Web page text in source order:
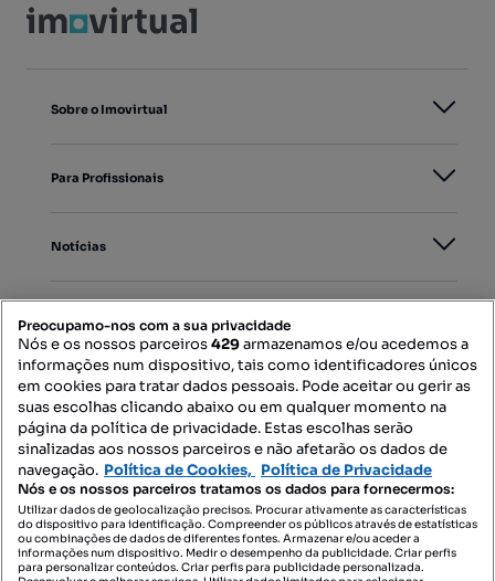
Sobre o Imovirtual
Para Profissionais
Notícias
Mapa do Site
Contacte-nos
SIGA-NOS:
Preocupamo-nos com a sua privacidade
Nós e os nossos parceiros429armazenamos e/ou acedemos a
informações num dispositivo, tais como identificadores únicos
em cookies para tratar dados pessoais. Pode aceitar ou gerir as
suas escolhas clicando abaixo ou em qualquer momento na
página da política de privacidade. Estas escolhas serão
sinalizadas aos nossos parceiros e não afetarão os dados de
navegação. Política de Cookies, Política de Privacidade
Nós e os nossos parceiros tratamos os dados para fornecermos:
Utilizar dados de geolocalização precisos. Procurar ativamente as características
do dispositivo para identificação. Compreender os públicos através de estatísticas
ou combinações de dados de diferentes fontes. Armazenar e/ou aceder a
informações num dispositivo. Medir o desempenho da publicidade. Criar perfis
para personalizar conteúdos. Criar perfis para publicidade personalizada.